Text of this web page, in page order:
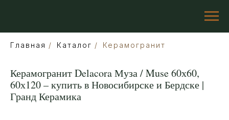
Главная / Каталог / Керамогранит
Керамогранит Delacora Муза / Muse 60х60,
60х120 – купить в Новосибирске и Бердске |
Гранд Керамика